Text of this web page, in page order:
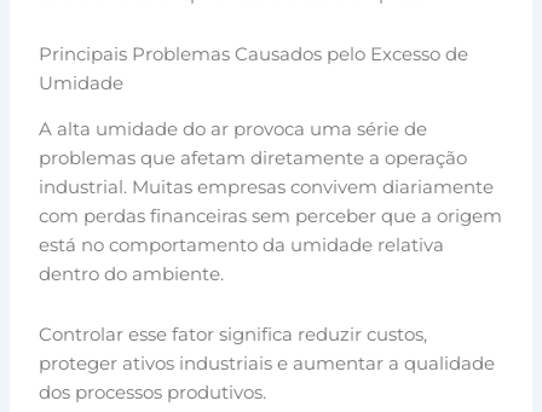
Principais Problemas Causados pelo Excesso de
Umidade
A alta umidade do ar provoca uma série de
problemas que afetam diretamente a operação
industrial. Muitas empresas convivem diariamente
com perdas financeiras sem perceber que a origem
está no comportamento da umidade relativa
dentro do ambiente.
Controlar esse fator significa reduzir custos,
proteger ativos industriais e aumentar a qualidade
dos processos produtivos.